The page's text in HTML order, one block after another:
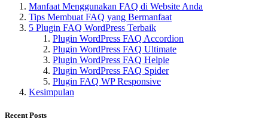
Manfaat Menggunakan FAQ di Website Anda
Tips Membuat FAQ yang Bermanfaat
5 Plugin FAQ WordPress Terbaik
Plugin WordPress FAQ Accordion
Plugin WordPress FAQ Ultimate
Plugin WordPress FAQ Helpie
Plugin WordPress FAQ Spider
Plugin FAQ WP Responsive
Kesimpulan
Recent Posts